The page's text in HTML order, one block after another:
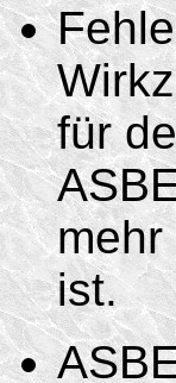
für
mehr
ist.